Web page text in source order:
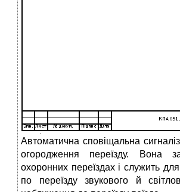
Автоматична сповіщальна
огородження переїзду. Вона
охоронних переїздах і служить
по переїзду звукового й